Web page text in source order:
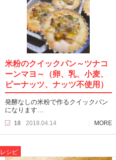
米粉のクイックパン～ツナコ
ーンマヨ～（卵、乳、小麦、
ピーナッツ、ナッツ不使用）
発酵なしの米粉で作るクイックパン
になります…
18 2018.04.14 MORE
レシピ